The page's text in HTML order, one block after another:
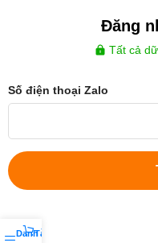
Danh sách yêu thích
Tài khoản của tôi
Đăng
Tất cả
Số điện thoại Zalo